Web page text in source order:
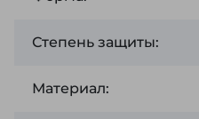
Степень защиты:
Материал: